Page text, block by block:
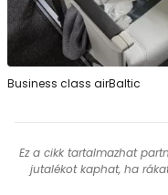
Business class airBaltic
Ez a cikk tartalmazhat
jutalékot kaphat, ha